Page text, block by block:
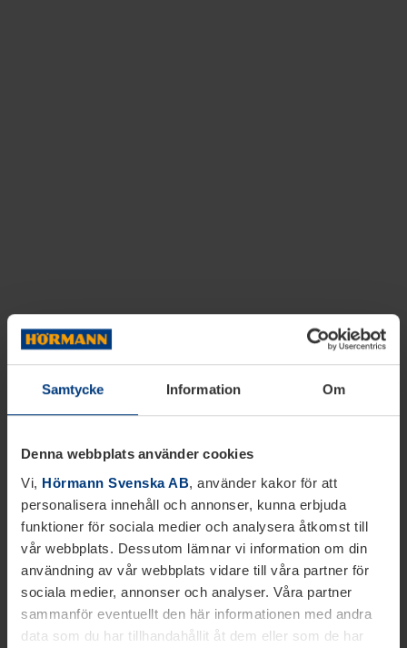
Samtycke Information Om
Denna webbplats använder cookies
Vi, Hörmann Svenska AB, använder kakor för att
personalisera innehåll och annonser, kunna erbjuda
funktioner för sociala medier och analysera åtkomst till
vår webbplats. Dessutom lämnar vi information om din
användning av vår webbplats vidare till våra partner för
sociala medier, annonser och analyser. Våra partner
sammanför eventuellt den här informationen med andra
data som du har tillhandahållit åt dem eller som de har